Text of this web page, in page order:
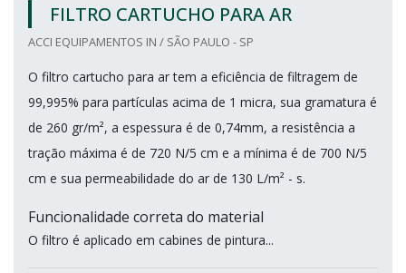
FILTRO CARTUCHO PARA AR
ACCI EQUIPAMENTOS IN / SÃO PAULO - SP
O filtro cartucho para ar tem a eficiência de filtragem de
99,995% para partículas acima de 1 micra, sua gramatura é
de 260 gr/m², a espessura é de 0,74mm, a resistência a
tração máxima é de 720 N/5 cm e a mínima é de 700 N/5
cm e sua permeabilidade do ar de 130 L/m² - s.
Funcionalidade correta do material
O filtro é aplicado em cabines de pintura...